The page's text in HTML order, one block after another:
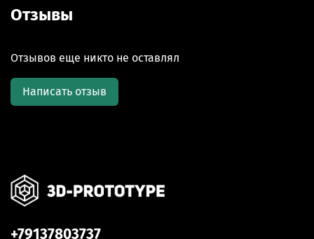
Отзывы
Отзывов еще никто не оставлял
Написать отзыв
+79137803737